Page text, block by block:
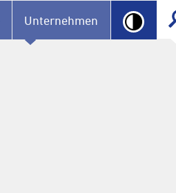
Unternehmen